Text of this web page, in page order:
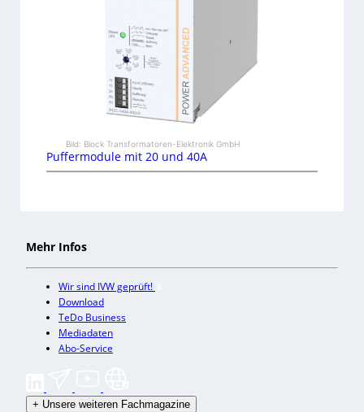
Bild: Block Transformatoren-Elektronik GmbH
Puffermodule mit 20 und 40A
Mehr Infos
Wir sind IVW geprüft!
Download
TeDo Business
Mediadaten
Abo-Service
+ Unsere weiteren Fachmagazine